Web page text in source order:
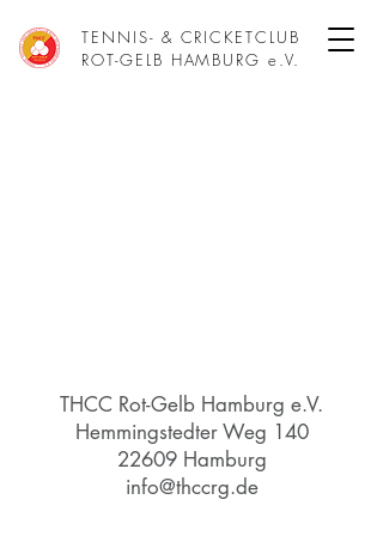
TENNIS- & CRICKETCLUB
ROT-GELB HAMBURG e.V.
THCC Rot-Gelb Hamburg e.V.
Hemmingstedter Weg 140
22609 Hamburg
info@thccrg.de